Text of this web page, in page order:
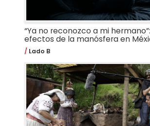
“Ya no reconozco a mi
efectos de la manósfera en
Lado B